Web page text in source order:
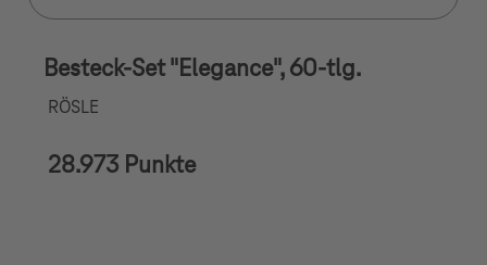
Besteck-Set "Elegance", 60-tlg.
RÖSLE
28.973 Punkte